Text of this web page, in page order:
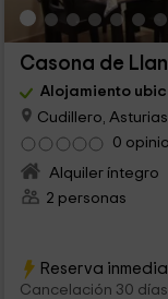
Casona de
Alojamiento
Cudillero, Asturias
0
Alquiler íntegro
2 personas
Reserva
Cancelación 30